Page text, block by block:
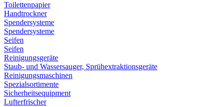
Toilettenpapier
Handtrockner
Spendersysteme
Spendersysteme
Seifen
Seifen
Reinigungsgeräte
Staub- und Wassersauger, Sprühextraktionsgeräte
Reinigungsmaschinen
Spezialsortimente
Sicherheitsequipment
Lufterfrischer